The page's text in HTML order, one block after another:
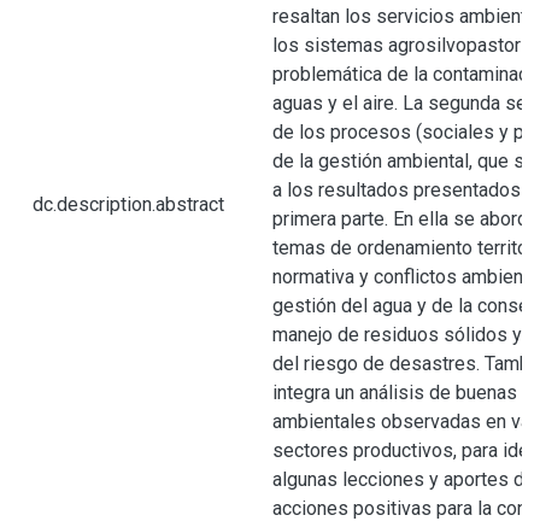
dc.description.abstract
resaltan los servicios
los sistemas
problemática de la
aguas y el aire. La segunda
de los procesos (sociales y
de la gestión ambiental, que se
a los resultados presentados
primera parte. En ella se
temas de ordenamiento
normativa y conflictos
gestión del agua y de la
manejo de residuos sólidos y
del riesgo de desastres.
integra un análisis de buenas
ambientales observadas en
sectores productivos, para
algunas lecciones y aportes de
acciones positivas para la